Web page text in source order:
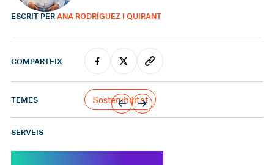
ESCRIT PERANA RODRÍGUEZ I QUIRANT
COMPARTEIX
TEMES Sostenibilitat
SERVEIS